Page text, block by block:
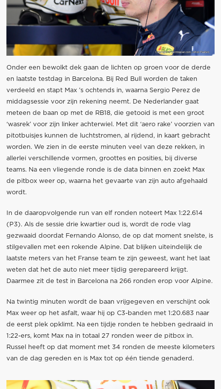
Onder een bewolkt dek gaan de lichten op groen voor de derde
en laatste testdag in Barcelona. Bij Red Bull worden de taken
verdeeld en stapt Max ’s ochtends in, waarna Sergio Perez de
middagsessie voor zijn rekening neemt. De Nederlander gaat
meteen de baan op met de RB18, die getooid is met een groot
‘wasrek’ voor zijn linker achterwiel. Met dit ‘aero rake’ voorzien van
pitotbuisjes kunnen de luchtstromen, al rijdend, in kaart gebracht
worden. We zien in de eerste minuten veel van deze rekken, in
allerlei verschillende vormen, groottes en posities, bij diverse
teams. Na een vliegende ronde is de data binnen en zoekt Max
de pitbox weer op, waarna het gevaarte van zijn auto afgehaald
wordt.
In de daaropvolgende run van elf ronden noteert Max 1:22.614
(P3). Als de sessie drie kwartier oud is, wordt de rode vlag
gezwaaid doordat Fernando Alonso, de op dat moment snelste, is
stilgevallen met een rokende Alpine. Dat blijken uiteindelijk de
laatste meters van het Franse team te zijn geweest, want het laat
weten dat het de auto niet meer tijdig gerepareerd krijgt.
Daarmee zit de test in Barcelona na 266 ronden erop voor Alpine.
Na twintig minuten wordt de baan vrijgegeven en verschijnt ook
Max weer op het asfalt, waar hij op C3-banden met 1:20.683 naar
de eerst plek opklimt. Na een tijdje ronden te hebben gedraaid in
1:22-ers, komt Max na in totaal 27 ronden weer de pitbox in.
Russel heeft op dat moment met 34 ronden de meeste kilometers
van de dag gereden en is Max tot op één tiende genaderd.